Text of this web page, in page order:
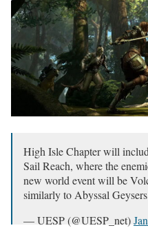
High Isle Chapter will
Sail Reach, where the
new world event will be
similarly to Abyssal
— UESP (@UESP_net)